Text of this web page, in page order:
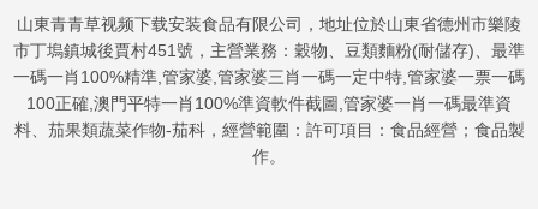
山東青青草视频下载安装食品有限公司，地址位於山東省德州市樂陵
市丁塢鎮城後賈村451號，主營業務：穀物、豆類麵粉(耐儲存)、最準
一碼一肖100%精準,管家婆,管家婆三肖一碼一定中特,管家婆一票一碼
100正確,澳門平特一肖100%準資軟件截圖,管家婆一肖一碼最準資
料、茄果類蔬菜作物-茄科，經營範圍：許可項目：食品經營；食品製
作。